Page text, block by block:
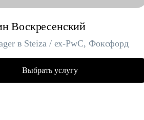
Воскресенский
в Steiza / ex-PwC, Фоксфорд
Выбрать услугу